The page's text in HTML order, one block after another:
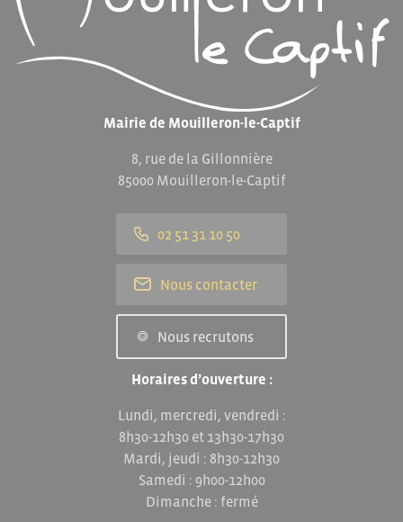
Mairie de Mouilleron-le-Captif
8, rue de la Gillonnière
85000 Mouilleron-le-Captif
02 51 31 10 50
Nous contacter
Nous recrutons
Horaires d’ouverture :
Lundi, mercredi, vendredi :
8h30-12h30 et 13h30-17h30
Mardi, jeudi : 8h30-12h30
Samedi : 9h00-12h00
Dimanche : fermé